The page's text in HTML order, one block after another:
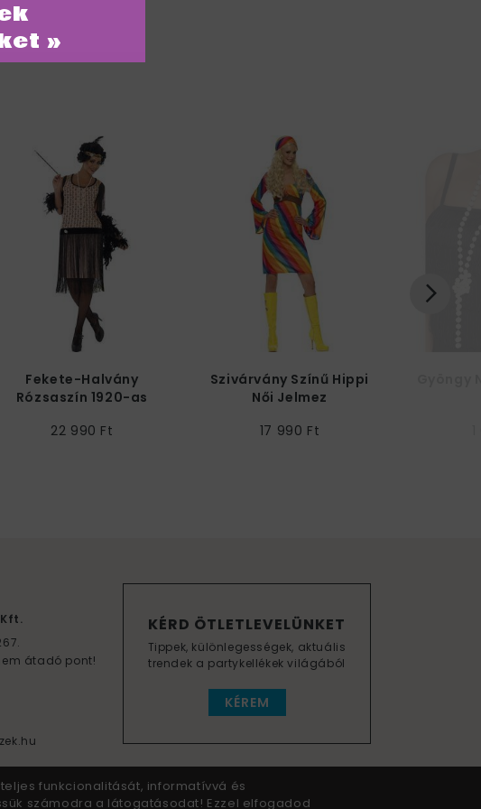
Fekete-Halvány
Rózsaszín 1920-as
22 990 Ft
Szivárvány Színű Hippi
Női Jelmez
17 990 Ft
KÉRD ÖTLETLEVELÜNKET
Tippek, különlegességek, aktuális
trendek a partykellékek világából
KÉREM
átadó pont!
funkcionalitását, informatívvá és
számodra a látogatásodat! Ezzel elfogadod
»